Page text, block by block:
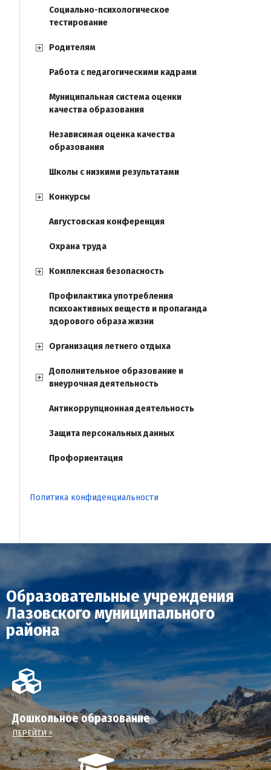
Социально-психологическое
тестирование
Родителям
Работа с педагогическими кадрами
Муниципальная система оценки
качества образования
Независимая оценка качества
образования
Школы с низкими результатами
Конкурсы
Августовская конференция
Охрана труда
Комплексная безопасность
Профилактика употребления
психоактивных веществ и пропаганда
здорового образа жизни
Организация летнего отдыха
Дополнительное образование и
внеурочная деятельность
Антикоррупционная деятельность
Защита персональных данных
Профориентация
Политика конфиденциальности
Образовательные учреждения
Лазовского муниципального
района
Дошкольное образование
ПЕРЕЙТИ >